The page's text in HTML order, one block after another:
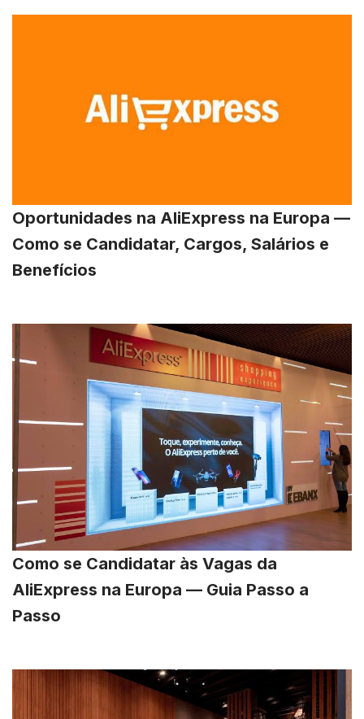
Oportunidades na AliExpress na Europa —
Como se Candidatar, Cargos, Salários e
Benefícios
Como se Candidatar às Vagas da
AliExpress na Europa — Guia Passo a
Passo